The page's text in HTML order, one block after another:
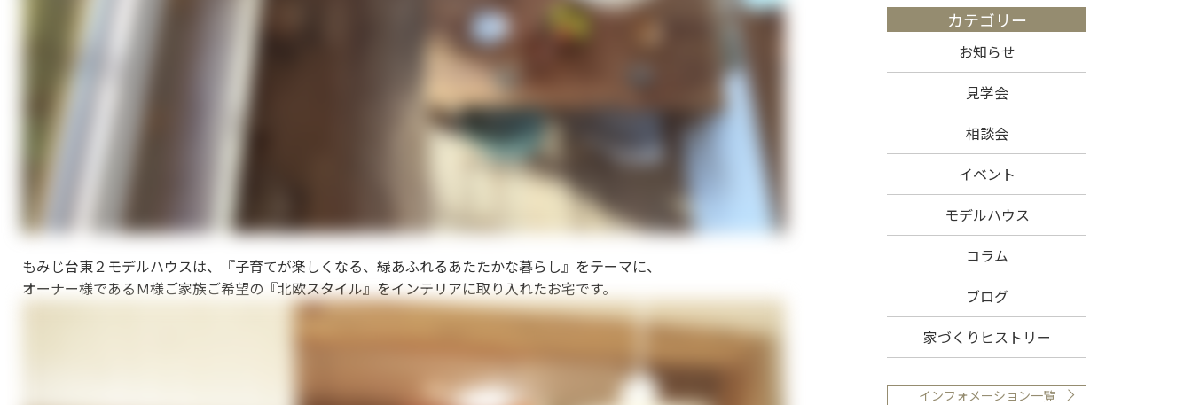
もみじ台東２モデルハウスは、『子育てが楽しくなる、緑あふれるあたたかな暮らし』をテーマに、
オーナー様であるＭ様ご家族ご希望の『北欧スタイル』をインテリアに取り入れたお宅です。
カテゴリー
お知らせ
見学会
相談会
イベント
モデルハウス
コラム
ブログ
家づくりヒストリー
インフォメーション一覧